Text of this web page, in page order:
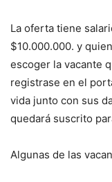
La oferta tiene
$10.000.000. y
escoger la vacante
registrase en el
vida junto con sus
quedará suscrito
Algunas de las